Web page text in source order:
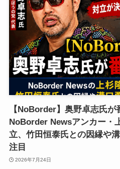
【NoBorder】奥野卓志氏
NoBorder Newsアンカー・
立、竹田恒泰氏との因縁や
注目
2026年7月24日